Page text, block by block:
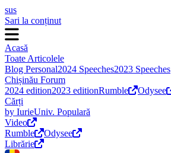
sus
Sari la conținut
Acasă
Toate Articolele
Blog Personal2024 Speeches2023 Speeches
Chișinău Forum
2024 edition2023 editionRumble
Odysee
Cărți
by IurieUniv. Populară
Video
Rumble
Odysee
Librărie